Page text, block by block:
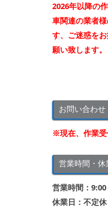
2026年以降の
車関連の業者
す、ご迷惑を
願い致します。
お問い合わせ
※現在、作業
営業時間・休
営業時間：
休業日：不定休